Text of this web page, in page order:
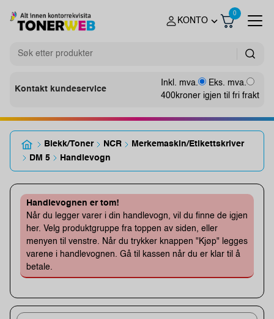
KONTO
0
Kontakt kundeservice
Inkl. mva.
Eks. mva.
400kroner igjen til fri frakt
Blekk/Toner NCR
Merkemaskin/Etikettskriver
DM 5
Handlevogn
Handlevognen er tom!
Når du legger varer i din handlevogn, vil du finne de igjen
her. Velg produktgruppe fra toppen av siden, eller
menyen til venstre. Når du trykker knappen "Kjøp" legges
varene i handlevognen. Gå til kassen når du er klar til å
betale.